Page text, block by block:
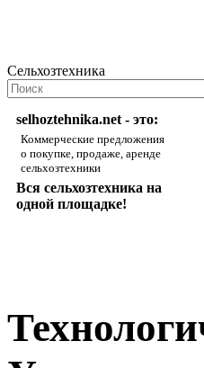
Сельхозтехника
selhoztehnika.net - это:
Коммерческие предложения
о покупке, продаже, аренде
сельхозтехники
Вся сельхозтехника на
одной площадке!